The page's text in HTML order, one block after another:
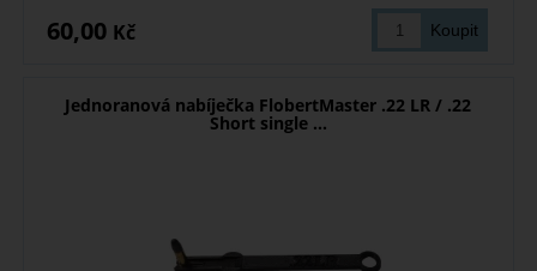
60,00 Kč
Jednoranová nabíječka FlobertMaster .22 LR / .22
Short single ...